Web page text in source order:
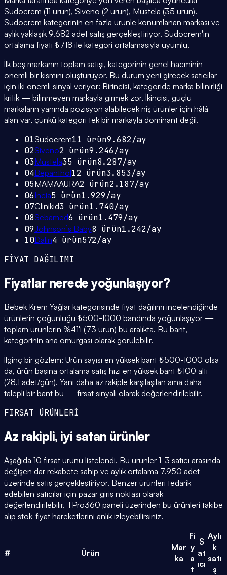
Sudocrem (11 ürün), Siveno (2 ürün), Mustela (35 ürün).
Sudocrem kategorinin en fazla ürünle konumlanan markası ve
aylık yaklaşık 9.682 adet satış gerçekleştiriyor. Sudocrem'in
ortalama fiyatı ₺718 ile kategori ortalamasıyla uyumlu.
İlk beş markanın toplam satışı, kategorinin genel hacminin
önemli bir kısmını oluşturuyor. Bu durum yeni girecek satıcılar
için iki önemli sinyal veriyor: Birincisi, kategoride marka bilinirliği
kritik — bilinmeyen markayla girmek zor. İkincisi, güçlü
markaların yanında pozisyon alabilecek niş ürünler için hâlâ
alan var, çünkü kategori tek bir markayla dominant değil.
01Sudocrem11 ürün9.682/ay
02Siveno2 ürün9.246/ay
03Mustela35 ürün8.287/ay
04Bepanthol12 ürün3.853/ay
05MAMAAURA2 ürün2.187/ay
06Incia5 ürün1.929/ay
07Clinikid3 ürün1.740/ay
08Sebamed6 ürün1.479/ay
09Johnson´s Baby8 ürün1.242/ay
10Dalin4 ürün572/ay
FİYAT DAĞILIMI
Fiyatlar nerede yoğunlaşıyor?
Bebek Krem Yağlar kategorisinde fiyat dağılımı incelendiğinde
ürünlerin çoğunluğu ₺500-1000 bandında yoğunlaşıyor —
toplam ürünlerin %41'i (73 ürün) bu aralıkta. Bu bant,
kategorinin ana omurgası olarak görülebilir.
İlginç bir gözlem: Ürün sayısı en yüksek bant ₺500-1000 olsa
da, ürün başına ortalama satış hızı en yüksek bant ₺100 altı
(28.1 adet/gün). Yani daha az rakiple karşılaşılan ama daha
talepli bir bant bu — fırsat sinyali olarak değerlendirilebilir.
FIRSAT ÜRÜNLERİ
Az rakipli, iyi satan ürünler
Aşağıda 10 fırsat ürünü listelendi. Bu ürünler 1-3 satıcı arasında
değişen dar rekabete sahip ve aylık ortalama 7.950 adet
üzerinde satış gerçekleştiriyor. Benzer ürünleri tedarik
edebilen satıcılar için pazar giriş noktası olarak
değerlendirilebilir. TPro360 paneli üzerinden bu ürünleri takibe
alıp stok-fiyat hareketlerini anlık izleyebilirsiniz.
# Ürün
Mar
ka
Fi
y
a
t
S
at
ıcı
Aylı
k
satı
ş